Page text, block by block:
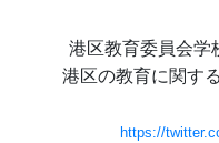
港区教育委員会学
港区の教育に関す
https://